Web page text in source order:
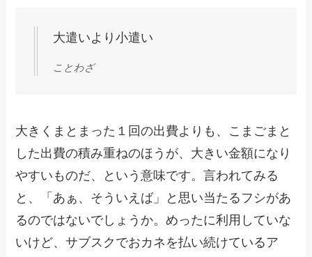
大遣いより小遣い
ことわざ
大きくまとまった１回の出費よりも、こまごまと
した出費の積み重ねのほうが、大きい金額になり
やすいものだ、という意味です。言われてみる
と、「あぁ、そういえば」と思い当たるフシがあ
るのではないでしょうか。めったに利用していな
いけど、サブスクでおカネを払い続けているア